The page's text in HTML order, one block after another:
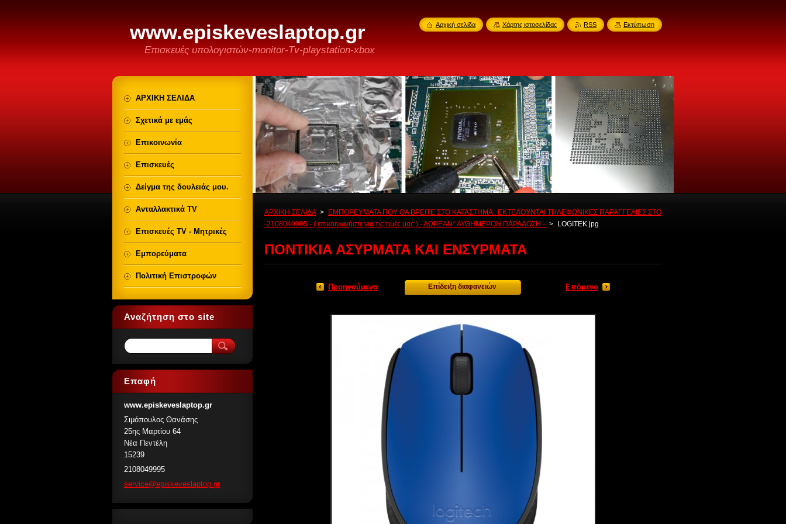
www.episkeveslaptop.gr
Επισκευές υπολογιστών-monitor-Tv-playstation-xbox
ΑΡΧΙΚΗ ΣΕΛΙΔΑ >
ΕΜΠΟΡΕΥΜΑΤΑ ΠΟΥ ΘΑ ΒΡΕΙΤΕ ΣΤΟ ΚΑΤΑΣΤΗΜΑ : ΕΚΤΕΛΟΥΝΤΑΙ ΤΗΛΕΦΩΝΙΚΕΣ ΠΑΡΑΓΓΕΛΙΕΣ ΣΤΟ
-2108049995 - ( επικοινωνήστε για τις τιμές μας ) - ΔΩΡΕΑΝ* ΑΥΘΗΜΕΡΟΝ ΠΑΡΑΔΟΣΗ - > LOGITEK.jpg
ΠΟΝΤΙΚΙΑ ΑΣΥΡΜΑΤΑ ΚΑΙ ΕΝΣΥΡΜΑΤΑ
Προηγούμενο Επίδειξη διαφανειών Επόμενο
ΑΡΧΙΚΗ ΣΕΛΙΔΑ
Σχετικά με εμάς
Επικοινωνία
Επισκευές
Δείγμα της δουλειάς μου.
Ανταλλακτικά TV
Επισκευές TV - Μητρικές
Εμπορεύματα
Πολιτική Επιστροφών
Αναζήτηση στο site
Επαφή
www.episkeveslaptop.gr
Σιμόπουλος Θανάσης
25ης Μαρτίου 64
Νέα Πεντέλη
15239
2108049995
service@episkeveslaptop.gr
Αρχική σελίδα Χάρτης ιστοσελίδας RSS Εκτύπωση